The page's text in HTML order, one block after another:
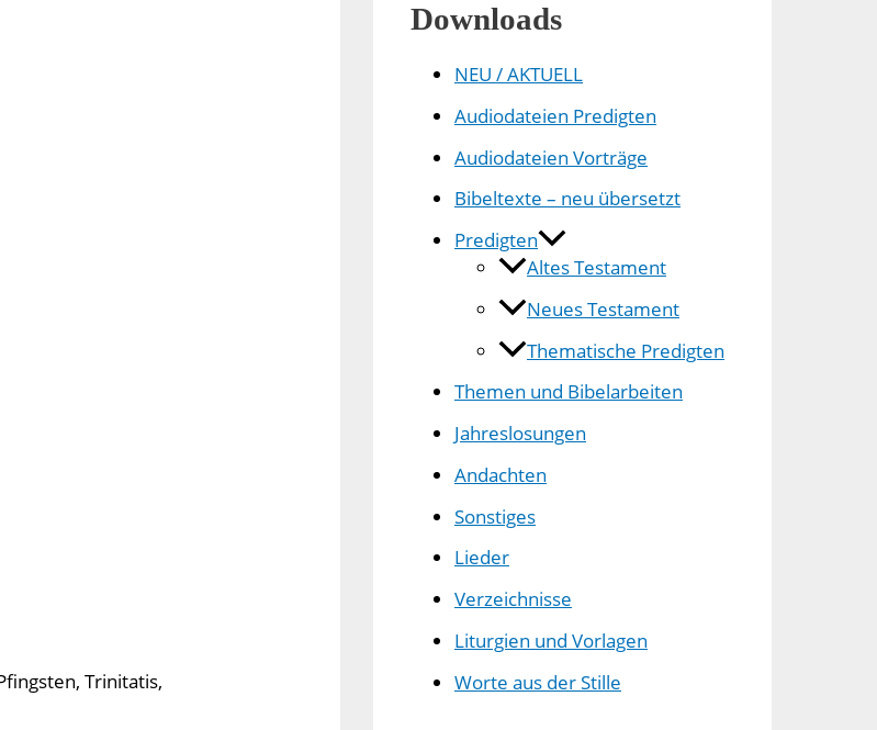
Trinitatis,
Downloads
NEU / AKTUELL
Audiodateien Predigten
Audiodateien Vorträge
Bibeltexte – neu übersetzt
Predigten
Altes Testament
Neues Testament
Thematische Predigten
Themen und Bibelarbeiten
Jahreslosungen
Andachten
Sonstiges
Lieder
Verzeichnisse
Liturgien und Vorlagen
Worte aus der Stille